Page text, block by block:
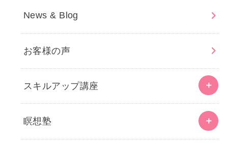
News & Blog
お客様の声
スキルアップ講座
瞑想塾